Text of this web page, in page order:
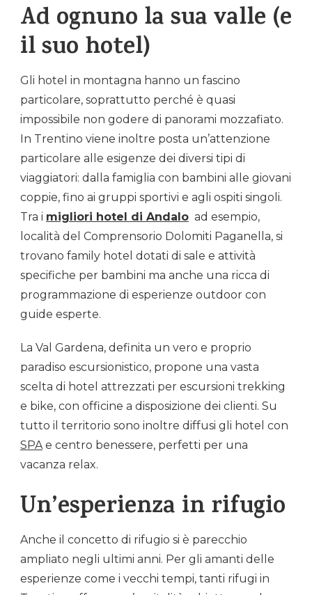
Ad ognuno la sua valle (e
il suo hotel)
Gli hotel in montagna hanno un fascino
particolare, soprattutto perché è quasi
impossibile non godere di panorami mozzafiato.
In Trentino viene inoltre posta un’attenzione
particolare alle esigenze dei diversi tipi di
viaggiatori: dalla famiglia con bambini alle giovani
coppie, fino ai gruppi sportivi e agli ospiti singoli.
Tra i migliori hotel di Andalo ad esempio,
località del Comprensorio Dolomiti Paganella, si
trovano family hotel dotati di sale e attività
specifiche per bambini ma anche una ricca di
programmazione di esperienze outdoor con
guide esperte.
La Val Gardena, definita un vero e proprio
paradiso escursionistico, propone una vasta
scelta di hotel attrezzati per escursioni trekking
e bike, con officine a disposizione dei clienti. Su
tutto il territorio sono inoltre diffusi gli hotel con
SPAe centro benessere, perfetti per una
vacanza relax.
Un’esperienza in rifugio
Anche il concetto di rifugio si è parecchio
ampliato negli ultimi anni. Per gli amanti delle
esperienze come i vecchi tempi, tanti rifugi in